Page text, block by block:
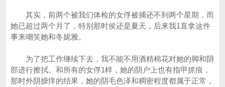
其实，前两个被我们体检的女俘被捕还不到两个星期，而
她已超过两个月了，特别那时侯还是夏天，后来我1直拿这件
事来嘲笑她和冬妮雅。
为了把工作继续下去，我不能不用酒精棉花对她的脚和阴
部进行擦拭。和所有的女俘1样，她的阴户上也有指甲抓痕，
那时外阴臊痒的结果，她的阴毛色泽和稠密程度都属于正常，